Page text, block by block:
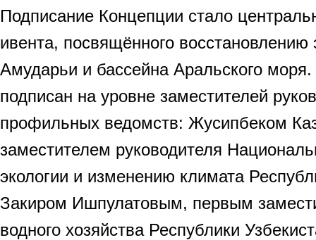
Подписание Концепции стало
ивента, посвящённого
Амударьи и бассейна Аральского
подписан на уровне заместителей
профильных ведомств: Жусипбеком
заместителем руководителя
экологии и изменению климата
Закиром Ишпулатовым, первым
водного хозяйства Республики